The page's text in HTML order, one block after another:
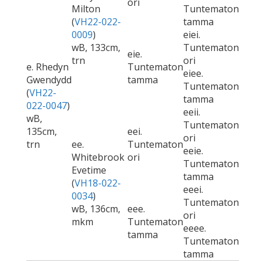
e. Rhedyn
Gwendydd
(VH22-
022-0047)
wB,
135cm,
trn
Milton
(VH22-022-
0009)
wB, 133cm,
trn
Tuntematon
tamma
eie.
Tuntematon
tamma
eiei.
Tuntematon
ori
eiee.
Tuntematon
tamma
ee.
Whitebrook
Evetime
(VH18-022-
0034)
wB, 136cm,
mkm
eei.
Tuntematon
ori
eeii.
Tuntematon
ori
eeie.
Tuntematon
tamma
eee.
Tuntematon
tamma
eeei.
Tuntematon
ori
eeee.
Tuntematon
tamma